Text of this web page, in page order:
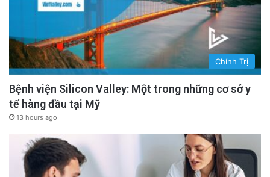
Chính Trị
Bệnh viện Silicon Valley: Một trong những cơ sở y
tế hàng đầu tại Mỹ
13 hours ago